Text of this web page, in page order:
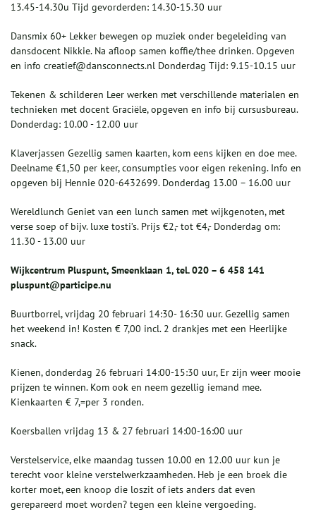
13.45-14.30u Tijd gevorderden: 14.30-15.30 uur
Dansmix 60+ Lekker bewegen op muziek onder begeleiding van
dansdocent Nikkie. Na afloop samen koffie/thee drinken. Opgeven
en info creatief@dansconnects.nl Donderdag Tijd: 9.15-10.15 uur
Tekenen & schilderen Leer werken met verschillende materialen en
technieken met docent Graciële, opgeven en info bij cursusbureau.
Donderdag: 10.00 - 12.00 uur
Klaverjassen Gezellig samen kaarten, kom eens kijken en doe mee.
Deelname €1,50 per keer, consumpties voor eigen rekening. Info en
opgeven bij Hennie 020-6432699. Donderdag 13.00 – 16.00 uur
Wereldlunch Geniet van een lunch samen met wijkgenoten, met
verse soep of bijv. luxe tosti’s. Prijs €2,- tot €4,- Donderdag om:
11.30 - 13.00 uur
Wijkcentrum Pluspunt, Smeenklaan 1, tel. 020 – 6 458 141
pluspunt@participe.nu
Buurtborrel, vrijdag 20 februari 14:30- 16:30 uur. Gezellig samen
het weekend in! Kosten € 7,00 incl. 2 drankjes met een Heerlijke
snack.
Kienen, donderdag 26 februari 14:00-15:30 uur, Er zijn weer mooie
prijzen te winnen. Kom ook en neem gezellig iemand mee.
Kienkaarten € 7,=per 3 ronden.
Koersballen vrijdag 13 & 27 februari 14:00-16:00 uur
Verstelservice, elke maandag tussen 10.00 en 12.00 uur kun je
terecht voor kleine verstelwerkzaamheden. Heb je een broek die
korter moet, een knoop die loszit of iets anders dat even
gerepareerd moet worden? tegen een kleine vergoeding.